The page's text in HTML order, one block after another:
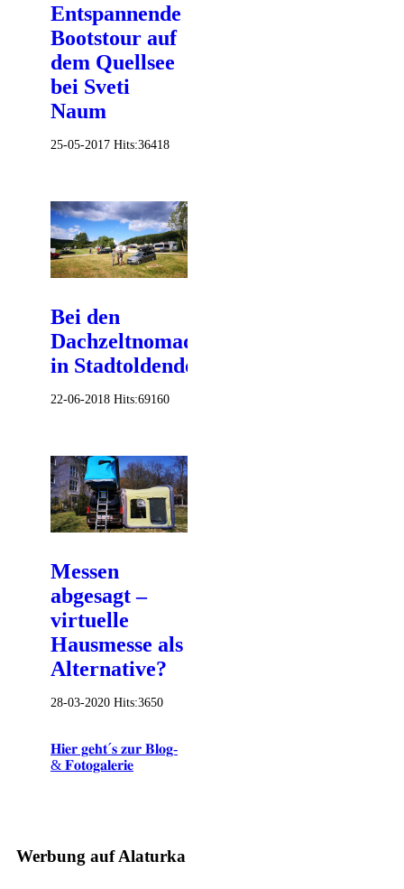
Entspannende
Bootstour auf
dem Quellsee
bei Sveti
Naum
25-05-2017 Hits:36418
Bei den
Dachzeltnomaden
in Stadtoldendorf
22-06-2018 Hits:69160
Messen
abgesagt –
virtuelle
Hausmesse als
Alternative?
28-03-2020 Hits:3650
𝐇𝐢𝐞𝐫 𝐠𝐞𝐡𝐭´𝐬 𝐳𝐮𝐫 𝐁𝐥𝐨𝐠-
& 𝐅𝐨𝐭𝐨𝐠𝐚𝐥𝐞𝐫𝐢𝐞
Werbung auf Alaturka